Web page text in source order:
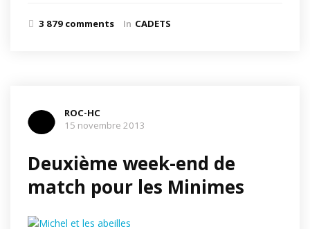
3 879 comments In CADETS
ROC-HC
15 novembre 2013
Deuxième week-end de
match pour les Minimes